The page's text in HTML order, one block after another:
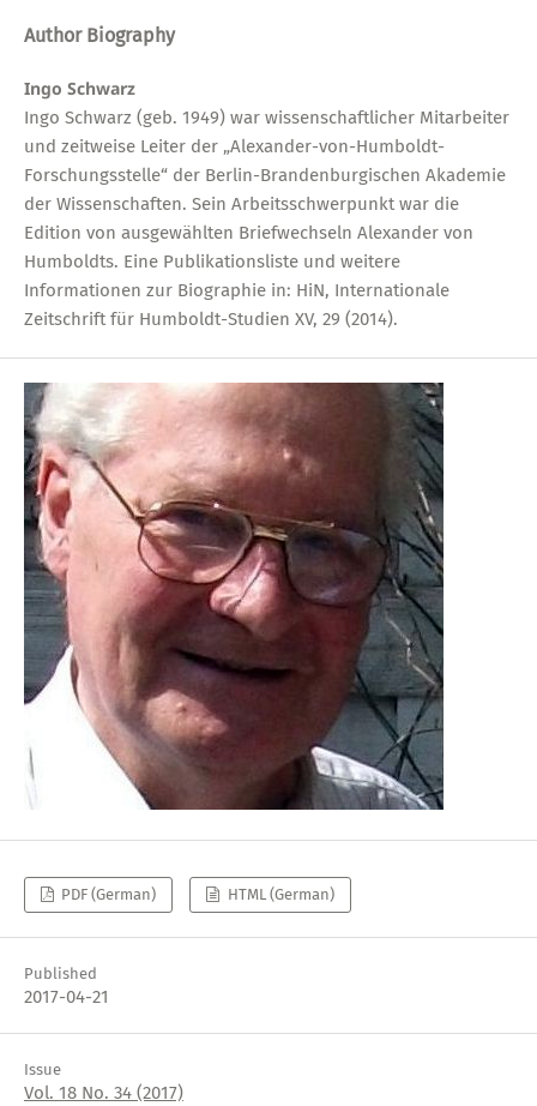
Author Biography
Ingo Schwarz
Ingo Schwarz (geb. 1949) war wissenschaftlicher Mitarbeiter
und zeitweise Leiter der „Alexander-von-Humboldt-
Forschungsstelle“ der Berlin-Brandenburgischen Akademie
der Wissenschaften. Sein Arbeitsschwerpunkt war die
Edition von ausgewählten Briefwechseln Alexander von
Humboldts. Eine Publikationsliste und weitere
Informationen zur Biographie in: HiN, Internationale
Zeitschrift für Humboldt-Studien XV, 29 (2014).
PDF (German) HTML (German)
Published
2017-04-21
Issue
Vol. 18 No. 34 (2017)